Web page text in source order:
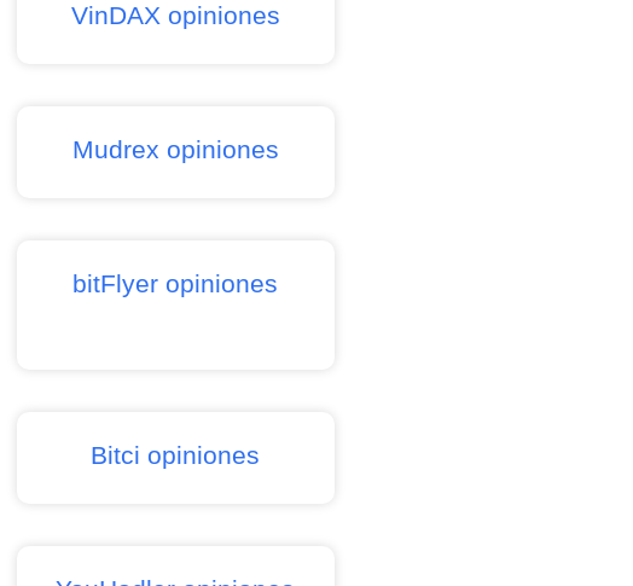
VinDAX opiniones
Mudrex opiniones
bitFlyer opiniones
Bitci opiniones